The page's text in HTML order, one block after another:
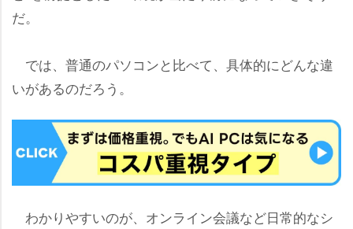
だ。
では、普通のパソコンと比べて、具体的にどんな違
いがあるのだろう。
わかりやすいのが、オンライン会議など日常的なシ